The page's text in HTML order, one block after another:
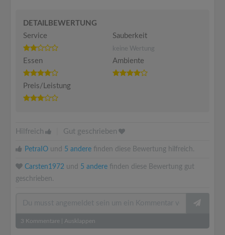
DETAILBEWERTUNG
Service
Sauberkeit
keine Wertung
Essen Ambiente
Preis/Leistung
Hilfreich Gut geschrieben
PetraIO und 5 andere finden diese Bewertung hilfreich.
Carsten1972 und 5 andere finden diese Bewertung gut
geschrieben.
3 Kommentare Ausklappen